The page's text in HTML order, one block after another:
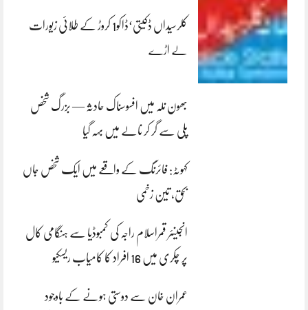
کلرسیداں ڈکیتی‘ڈاکو1 کروڑ کے طلائی زیورات
لے اڑے
بھون نلہ میں افسوسناک حادثہ — بزرگ شخص
پلی سے گر کر نالے میں بہہ گیا
کہوٹہ: فائرنگ کے واقعے میں ایک شخص جاں
بحق، تین زخمی
انجینئر قمراسلام راجہ کی کمبوڈیا سے ہنگامی کال
پر چکری میں 16 افراد کا کامیاب ریسکیو
عمران خان سے دوستی ہونے کے باوجود